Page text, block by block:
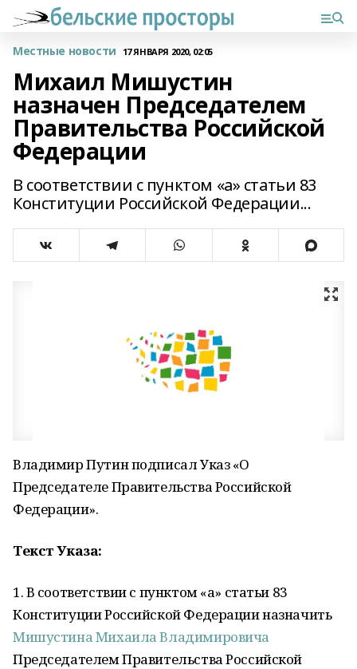
Местные новости 17 ЯНВАРЯ 2020, 02:05
Михаил Мишустин
назначен Председателем
Правительства Российской
Федерации
В соответствии с пунктом «а» статьи 83
Конституции Российской Федерации...
Владимир Путин подписал Указ «О
Председателе Правительства Российской
Федерации».
Текст Указа:
1. В соответствии с пунктом «а» статьи 83
Конституции Российской Федерации назначить
Мишустина Михаила Владимировича
Председателем Правительства Российской